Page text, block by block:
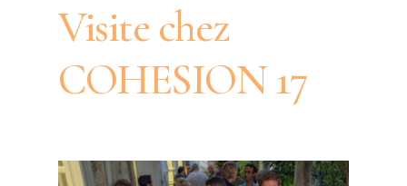
Visite chez
COHESION 17